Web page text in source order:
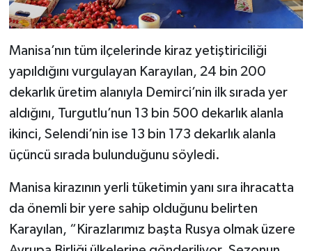
Manisa’nın tüm ilçelerinde kiraz yetiştiriciliği
yapıldığını vurgulayan Karayılan, 24 bin 200
dekarlık üretim alanıyla Demirci’nin ilk sırada yer
aldığını, Turgutlu’nun 13 bin 500 dekarlık alanla
ikinci, Selendi’nin ise 13 bin 173 dekarlık alanla
üçüncü sırada bulunduğunu söyledi.
Manisa kirazının yerli tüketimin yanı sıra ihracatta
da önemli bir yere sahip olduğunu belirten
Karayılan, “Kirazlarımız başta Rusya olmak üzere